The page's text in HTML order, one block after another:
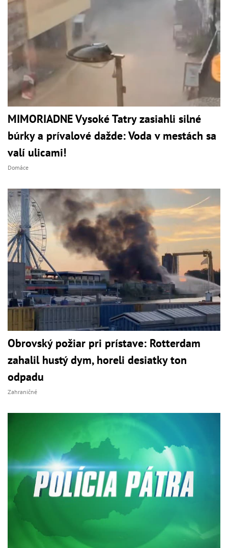
MIMORIADNE Vysoké Tatry zasiahli silné
búrky a prívalové dažde: Voda v mestách sa
valí ulicami!
Domáce
Obrovský požiar pri prístave: Rotterdam
zahalil hustý dym, horeli desiatky ton
odpadu
Zahraničné